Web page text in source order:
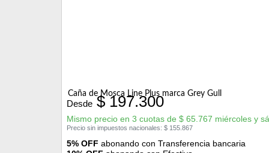
Caña de Mosca Line Plus marca Grey Gull
Desde $197.300
Mismo precio en 3 cuotas de $ 65.767 miércoles y
Precio sin impuestos nacionales: $ 155.867
5% OFF abonando con Transferencia bancaria